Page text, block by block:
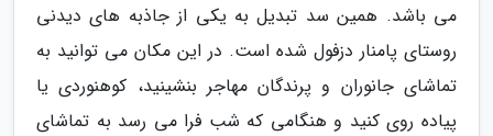
می باشد. همین سد تبدیل به یکی از جاذبه های دیدنی
روستای پامنار دزفول شده است. در این مکان می توانید به
تماشای جانوران و پرندگان مهاجر بنشینید، کوهنوردی یا
پیاده روی کنید و هنگامی که شب فرا می رسد به تماشای